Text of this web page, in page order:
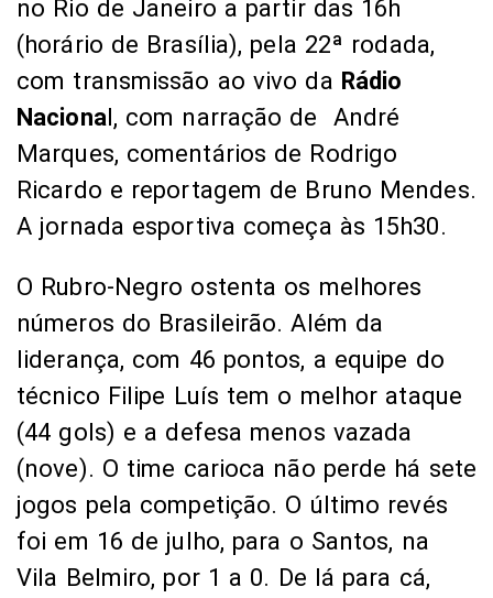
no Rio de Janeiro a partir das 16h
(horário de Brasília), pela 22ª rodada,
com transmissão ao vivo da Rádio
Nacional, com narração de André
Marques, comentários de Rodrigo
Ricardo e reportagem de Bruno Mendes.
A jornada esportiva começa às 15h30.
O Rubro-Negro ostenta os melhores
números do Brasileirão. Além da
liderança, com 46 pontos, a equipe do
técnico Filipe Luís tem o melhor ataque
(44 gols) e a defesa menos vazada
(nove). O time carioca não perde há sete
jogos pela competição. O último revés
foi em 16 de julho, para o Santos, na
Vila Belmiro, por 1 a 0. De lá para cá,